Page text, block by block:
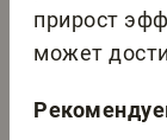
прирост
может